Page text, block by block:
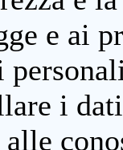
e ai
i